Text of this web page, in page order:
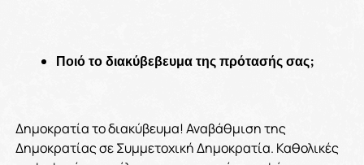
Ποιό το διακύβεβευμα της πρότασής σας;
Δημοκρατία το διακύβευμα! Αναβάθμιση της
Δημοκρατίας σε Συμμετοχική Δημοκρατία. Καθολικές